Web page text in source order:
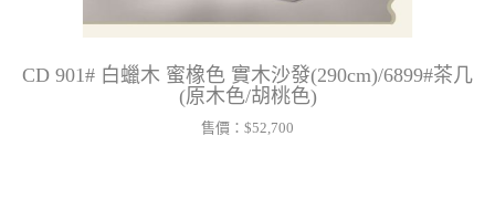
CD 901# 白蠟木 蜜橡色 實木沙發(290cm)/6899#茶几
(原木色/胡桃色)
售價： $52,700